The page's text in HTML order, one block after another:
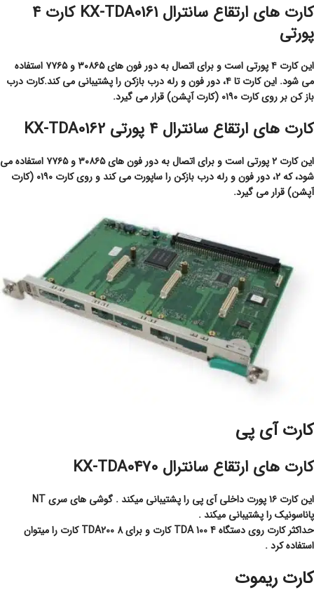
کارت های ارتقاع سانترال KX-TDA0161 کارت ۴
پورتی
این کارت ۴ پورتی است و برای اتصال به دور فون های ۳۰۸۶۵ و ۷۷۶۵ استفاده
می شود. این کارت تا ۴، دور فون و رله درب بازکن را پشتیبانی می کند.کارت درب
باز کن بر روی کارت ۰۱۹۰ (کارت آپشن) قرار می گیرد.
کارت های ارتقاع سانترال ۴ پورتی KX-TDA0162
این کارت ۲ پورتی است و برای اتصال به دور فون های ۳۰۸۶۵ و ۷۷۶۵ استفاده می
شود، که ۲، دور فون و رله درب بازکن را ساپورت می کند و روی کارت ۰۱۹۰ (کارت
آپشن) قرار می گیرد.
کارت آی پی
کارت های ارتقاع سانترال KX-TDA0470
این کارت ۱۶ پورت داخلی آی پی را پشتیبانی میکند . گوشی های سری NT
پاناسونیک را پشتیبانی میکند .
حداکثر کارت روی دستگاه TDA 100 4 کارت و برای TDA200 8 کارت را میتوان
استفاده کرد .
کارت ریموت